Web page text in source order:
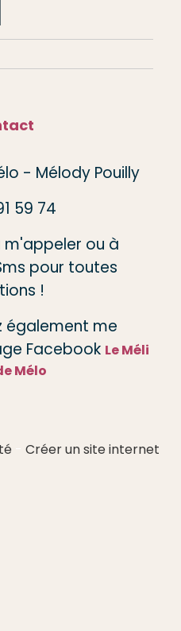
- Mélody Pouilly
59 74
m'appeler ou à
pour toutes
!
également me
Facebook Le Méli
Mélo
Créer un site internet